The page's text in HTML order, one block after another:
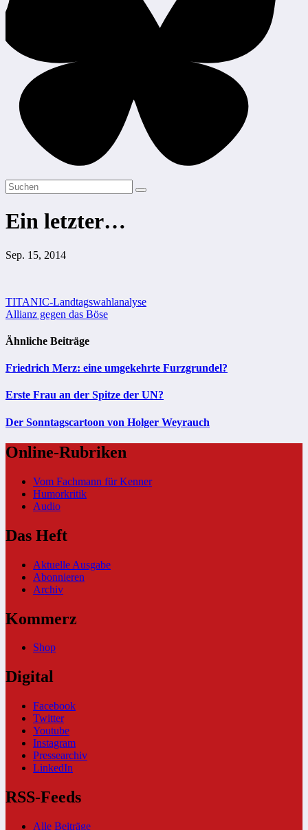
Ein letzter…
Sep. 15, 2014
Beitragsnavigation
TITANIC-Landtagswahlanalyse
Allianz gegen das Böse
Ähnliche Beiträge
Friedrich Merz: eine umgekehrte Furzgrundel?
Erste Frau an der Spitze der UN?
Der Sonntagscartoon von Holger Weyrauch
Online-Rubriken
Vom Fachmann für Kenner
Humorkritik
Audio
Das Heft
Aktuelle Ausgabe
Abonnieren
Archiv
Kommerz
Shop
Digital
Facebook
Twitter
Youtube
Instagram
Pressearchiv
LinkedIn
RSS-Feeds
Alle Beiträge